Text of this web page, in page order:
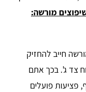
מורשה:
חייב להחזיק
צד ג'. בכך אתם
פציעות פועלים